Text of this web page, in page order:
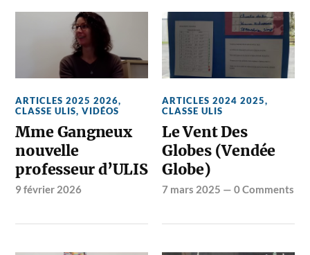
ARTICLES 2025 2026,
CLASSE ULIS,VIDÉOS
Mme Gangneux
nouvelle
professeur d’ULIS
9 février 2026
ARTICLES 2024 2025,
CLASSE ULIS
Le Vent Des
Globes (Vendée
Globe)
7 mars 2025 —0 Comments